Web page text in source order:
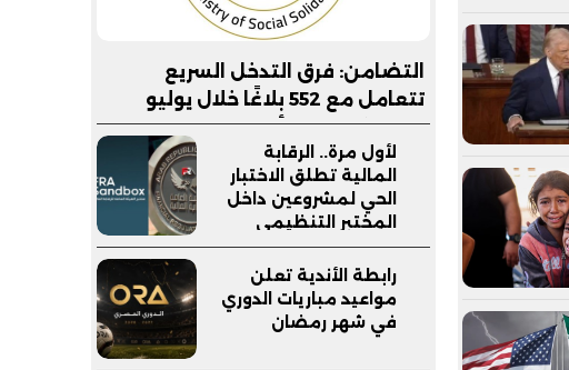
التضامن: فرق التدخل السريع
تتعامل مع 552 بلاغًا خلال يوليو
وتنقذ كبارًا بلا مأوى في 6 محافظات
لأول مرة.. الرقابة
المالية تطلق الاختبار
الحي لمشروعين داخل
المختبر التنظيمي
(FRA-Sandbox)
رابطة الأندية تعلن
مواعيد مباريات الدوري
في شهر رمضان